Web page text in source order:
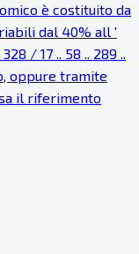
è costituito da
dal 40% all '
/ 17 .. 58 .. 289 ..
oppure tramite
il riferimento